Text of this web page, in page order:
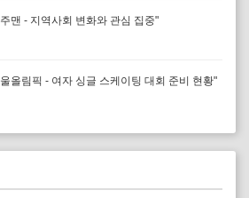
맨 - 지역사회 변화와 관심 집중"
울올림픽 - 여자 싱글 스케이팅 대회 준비 현황"